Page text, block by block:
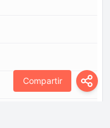
Compartir